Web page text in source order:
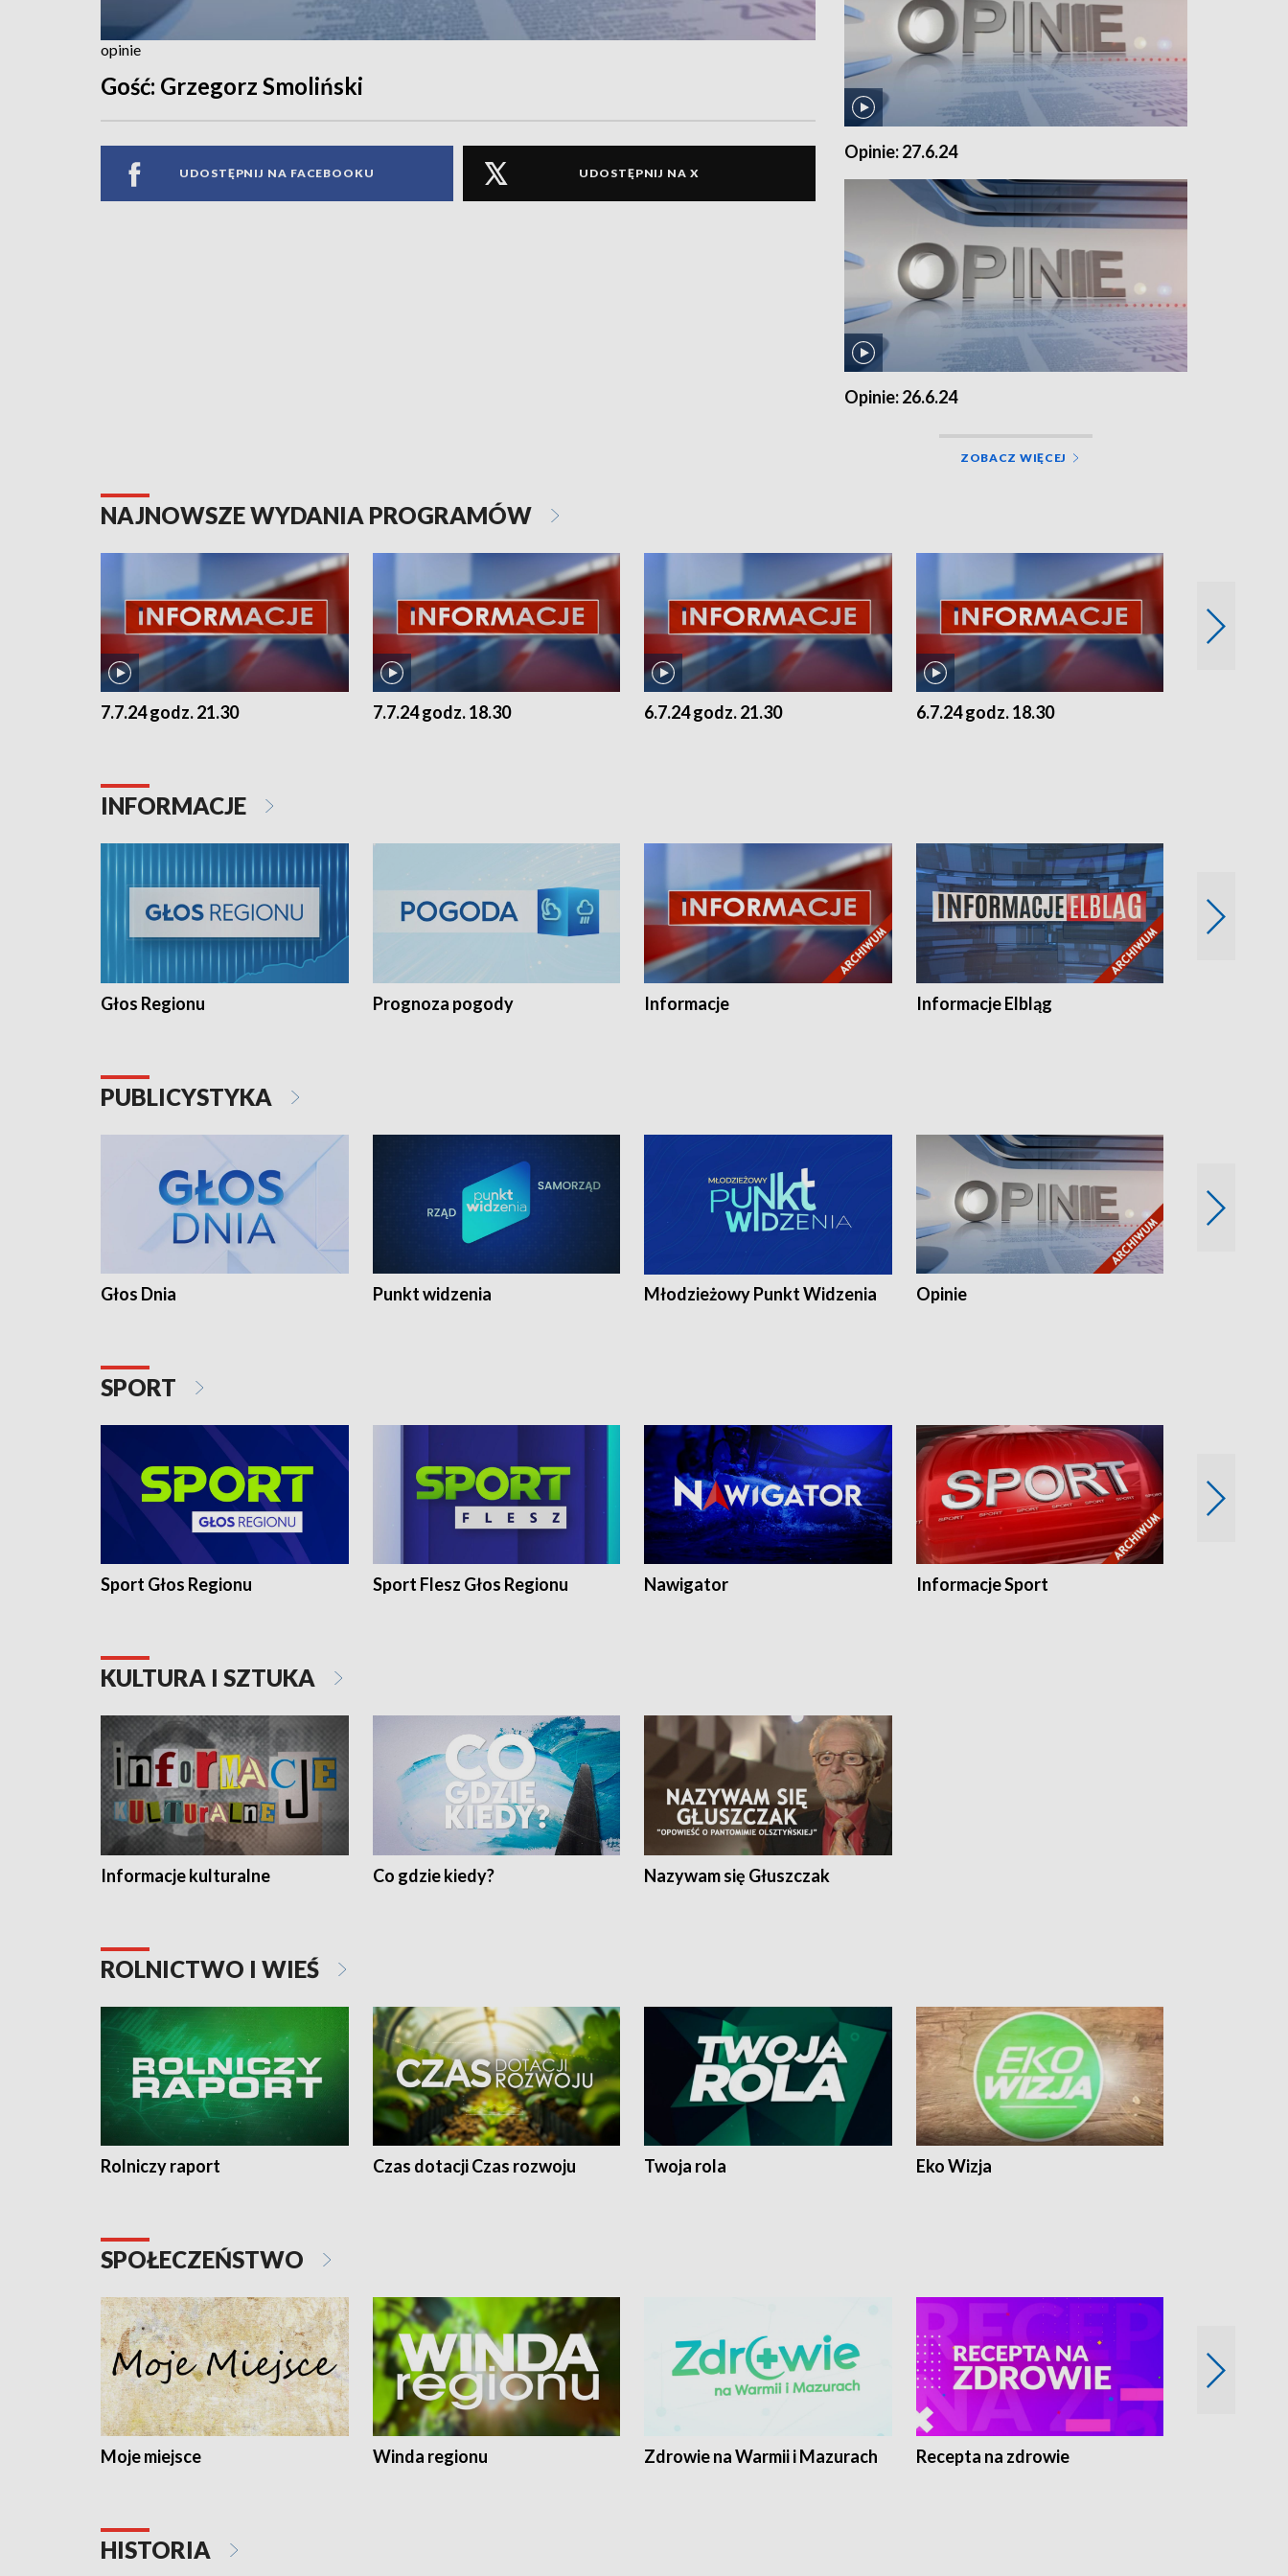
opinie
Gość: Grzegorz Smoliński
UDOSTĘPNIJ NA FACEBOOKU UDOSTĘPNIJ NA X
Opinie: 27.6.24
Opinie: 26.6.24
ZOBACZ WIĘCEJ
NAJNOWSZE WYDANIA PROGRAMÓW
7.7.24 godz. 21.30 7.7.24 godz. 18.30 6.7.24 godz. 21.30 6.7.24 godz. 18.30
INFORMACJE
Głos Regionu Prognoza pogody Informacje Informacje Elbląg
PUBLICYSTYKA
Głos Dnia Punkt widzenia Młodzieżowy Punkt Widzenia Opinie
SPORT
Sport Głos Regionu Sport Flesz Głos Regionu Nawigator Informacje Sport
KULTURA I SZTUKA
Informacje kulturalne Co gdzie kiedy? Nazywam się Głuszczak
ROLNICTWO I WIEŚ
Rolniczy raport Czas dotacji Czas rozwoju Twoja rola Eko Wizja
SPOŁECZEŃSTWO
Moje miejsce Winda regionu Zdrowie na Warmii i Mazurach Recepta na zdrowie
HISTORIA